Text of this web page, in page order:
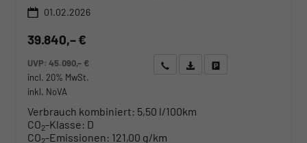
01.02.2026
39.840,– €
UVP:45.090,– €
incl. 20% MwSt.
inkl. NoVA
Wir rufen Sie anAngebot drucken (PDF)
Verbrauch kombiniert: 5,50 l/100km
CO2-Klasse: D
CO2-Emissionen: 121,00 g/km